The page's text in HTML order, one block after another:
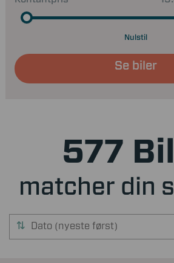
Nulstil
Se biler
577
matcher din
Dato (nyeste først)